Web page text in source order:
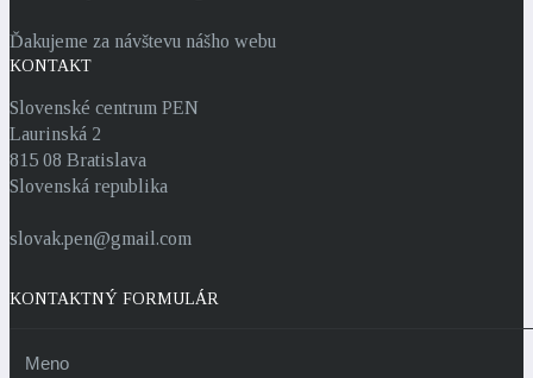
Ďakujeme za návštevu nášho webu
KONTAKT
Slovenské centrum PEN
Laurinská 2
815 08 Bratislava
Slovenská republika
slovak.pen@gmail.com
KONTAKTNÝ FORMULÁR